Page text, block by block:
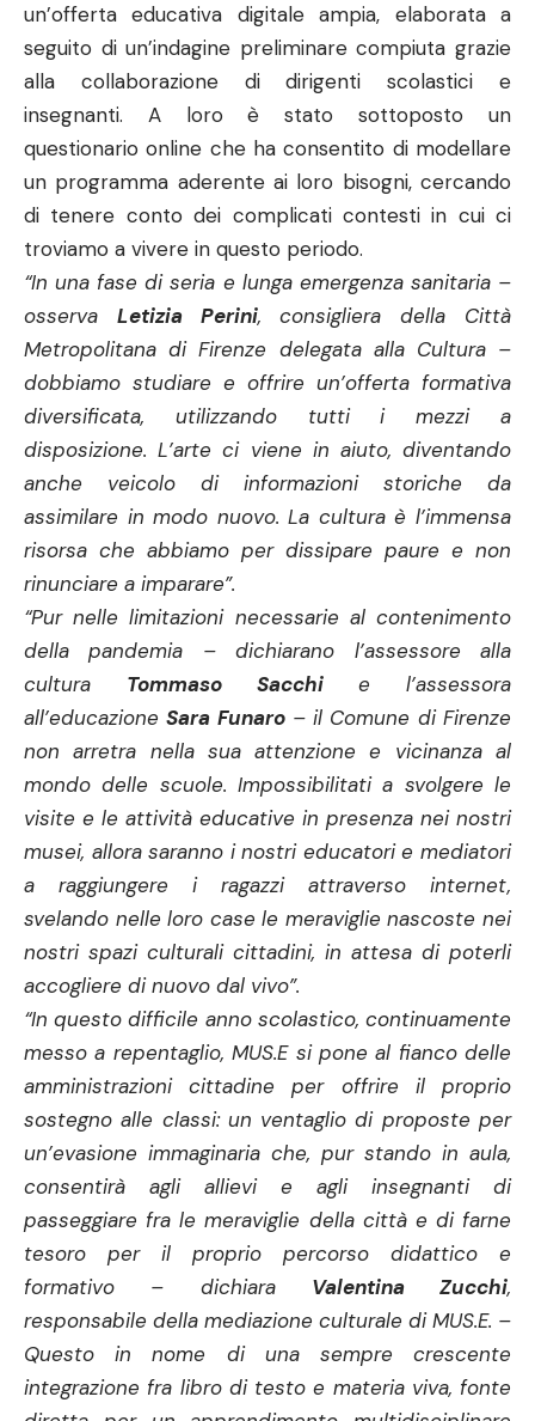
un’offerta educativa digitale ampia, elaborata a
seguito di un’indagine preliminare compiuta grazie
alla collaborazione di dirigenti scolastici e
insegnanti. A loro è stato sottoposto un
questionario online che ha consentito di modellare
un programma aderente ai loro bisogni, cercando
di tenere conto dei complicati contesti in cui ci
troviamo a vivere in questo periodo.
“In una fase di seria e lunga emergenza sanitaria –
osserva Letizia Perini, consigliera della Città
Metropolitana di Firenze delegata alla Cultura –
dobbiamo studiare e offrire un’offerta formativa
diversificata, utilizzando tutti i mezzi a
disposizione. L’arte ci viene in aiuto, diventando
anche veicolo di informazioni storiche da
assimilare in modo nuovo. La cultura è l’immensa
risorsa che abbiamo per dissipare paure e non
rinunciare a imparare”.
“Pur nelle limitazioni necessarie al contenimento
della pandemia – dichiarano l’assessore alla
cultura Tommaso Sacchie l’assessora
all’educazioneSara Funaro– il Comune di Firenze
non arretra nella sua attenzione e vicinanza al
mondo delle scuole. Impossibilitati a svolgere le
visite e le attività educative in presenza nei nostri
musei, allora saranno i nostri educatori e mediatori
a raggiungere i ragazzi attraverso internet,
svelando nelle loro case le meraviglie nascoste nei
nostri spazi culturali cittadini, in attesa di poterli
accogliere di nuovo dal vivo”.
“In questo difficile anno scolastico, continuamente
messo a repentaglio, MUS.E si pone al fianco delle
amministrazioni cittadine per offrire il proprio
sostegno alle classi: un ventaglio di proposte per
un’evasione immaginaria che, pur stando in aula,
consentirà agli allievi e agli insegnanti di
passeggiare fra le meraviglie della città e di farne
tesoro per il proprio percorso didattico e
formativo – dichiara Valentina Zucchi,
responsabile della mediazione culturale di MUS.E. –
Questo in nome di una sempre crescente
integrazione fra libro di testo e materia viva, fonte